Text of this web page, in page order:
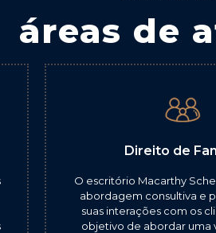
áreas de
Direito de
O escritório Macarthy
abordagem consultiva e
suas interações com os
objetivo de abordar uma